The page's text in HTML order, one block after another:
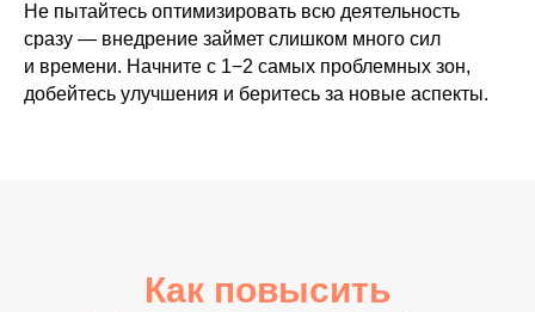
Не пытайтесь оптимизировать всю деятельность
сразу — внедрение займет слишком много сил
и времени. Начните с 1−2 самых проблемных зон,
добейтесь улучшения и беритесь за новые аспекты.
Как повысить
+7